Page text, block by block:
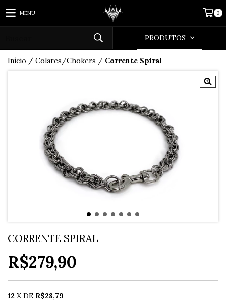
MENU 0
PRODUTOS
Início / Colares/Chokers / Corrente Spiral
CORRENTE SPIRAL
R$279,90
12 X DE R$28,79